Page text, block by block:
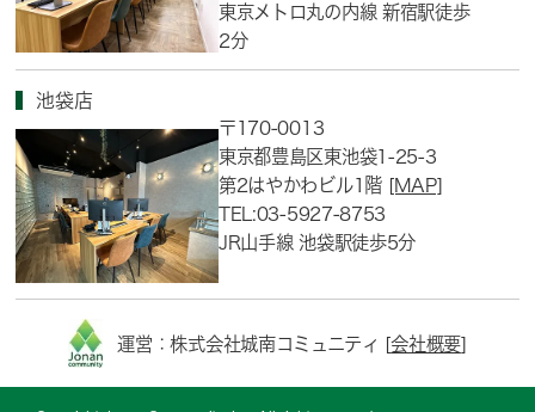
東京メトロ丸の内線 新宿駅徒歩
2分
池袋店
〒170-0013
東京都豊島区東池袋1-25-3
第2はやかわビル1階 [MAP]
TEL:03-5927-8753
JR山手線 池袋駅徒歩5分
運営：株式会社城南コミュニティ [会社概要]